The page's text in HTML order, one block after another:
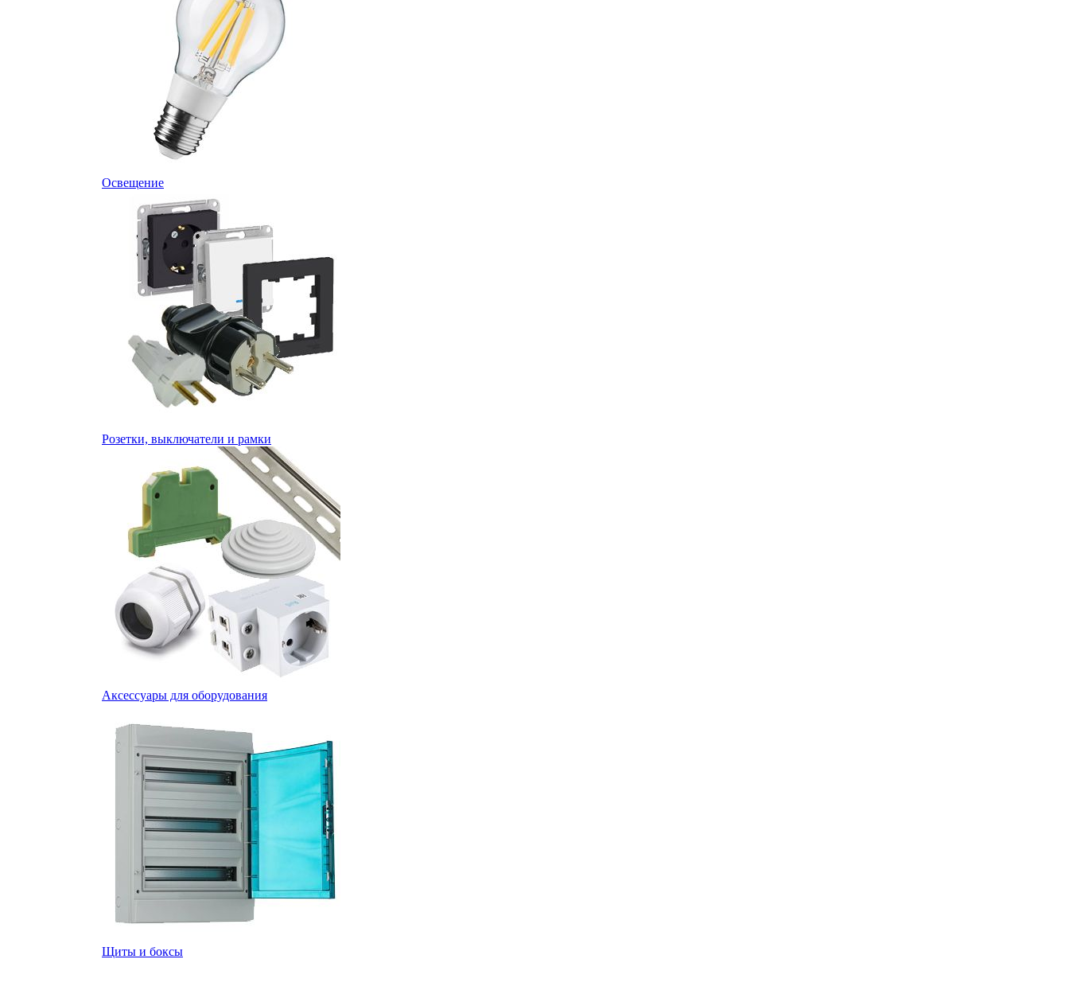
Освещение
Розетки, выключатели и рамки
Аксессуары для оборудования
Щиты и боксы